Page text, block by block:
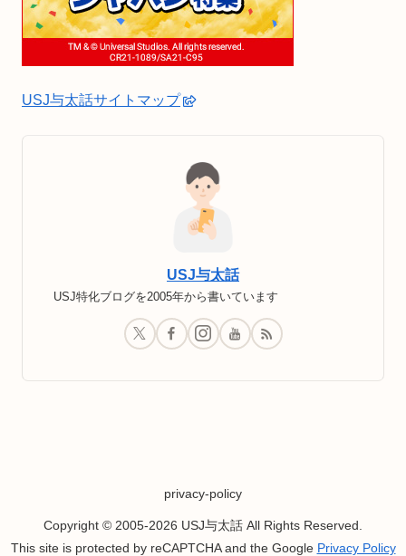
USJ与太話サイトマップ
USJ与太話
USJ特化ブログを2005年から書いています
privacy-policy
Copyright © 2005-2026 USJ与太話 All Rights Reserved.
This site is protected by reCAPTCHA and the Google Privacy Policy